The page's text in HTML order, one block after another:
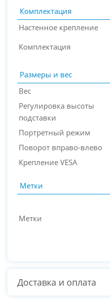
Комплектация
Настенное крепление
Комплектация
Размеры и вес
Вес
Регулировка высоты
подставки
Портретный режим
Поворот вправо-влево
Крепление VESA
Метки
Метки
Доставка и оплата